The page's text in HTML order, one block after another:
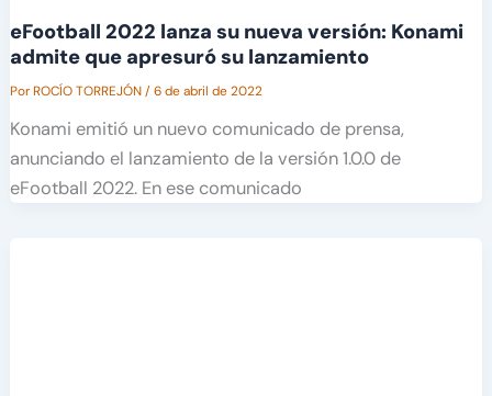
eFootball 2022 lanza su nueva versión: Konami
admite que apresuró su lanzamiento
PorROCÍO TORREJÓN/6 de abril de 2022
Konami emitió un nuevo comunicado de prensa,
anunciando el lanzamiento de la versión 1.0.0 de
eFootball 2022. En ese comunicado